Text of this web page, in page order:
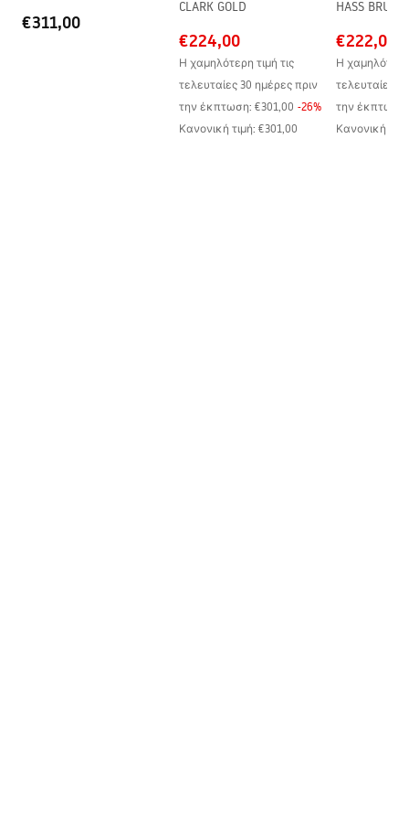
€311,00
CLARK GOLD
€224,00
Η χαμηλότερη τιμή τις
τελευταίες 30 ημέρες πριν
την έκπτωση: €301,00 -26%
Κανονική τιμή: €301,00
HASS BRUSH
€222,00
Η χαμηλότερη
τελευταίες
την έκπτωση:
Κανονική τιμή